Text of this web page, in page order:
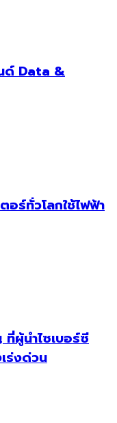
ด์ Data &
ร์ทั่วโลกใช้ไฟฟ้า
ผู้นำไซเบอร์ซี
ร่งด่วน